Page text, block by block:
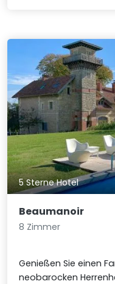
5 Sterne Hotel
Beaumanoir
8 Zimmer
Genießen Sie einen
neobarocken